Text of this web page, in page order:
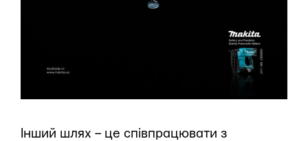
Інший шлях – це співпрацювати з